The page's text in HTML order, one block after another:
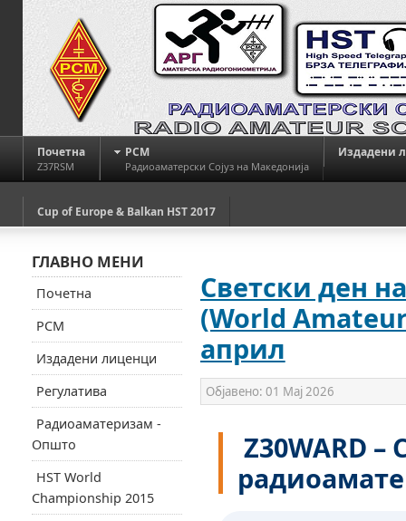
Почетна
Z37RSM
РСМ
Радиоаматерски Сојуз на Македонија
Издадени
Cup of Europe & Balkan HST 2017
Светски ден
(World
април
Објавено: 01 Мај 2026
Z30WARD –
ГЛАВНО МЕНИ
Почетна
РСМ
Издадени лиценци
Регулатива
Радиоаматеризам -
Општо
HST World
Championship 2015